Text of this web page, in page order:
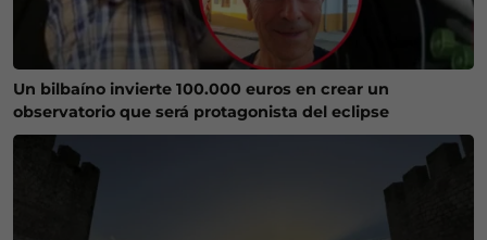
Un bilbaíno invierte 100.000 euros en crear un
observatorio que será protagonista del eclipse